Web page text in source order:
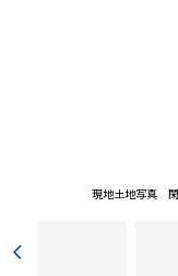
現地土地写真